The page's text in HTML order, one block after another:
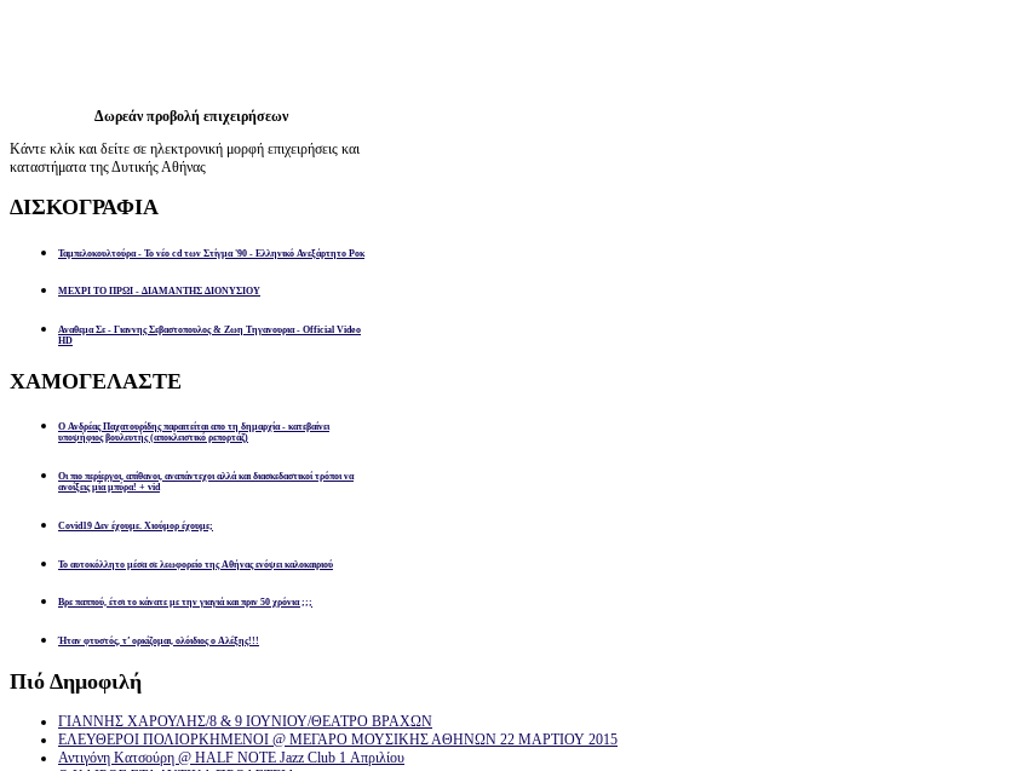
Δωρεάν προβολή επιχειρήσεων
Κάντε κλίκ και δείτε σε ηλεκτρονική μορφή επιχειρήσεις και
καταστήματα της Δυτικής Αθήνας
ΔΙΣΚΟΓΡΑΦΙΑ
Ταμπελοκουλτούρα - Το νέο cd των Στίγμα '90 - Ελληνικό Ανεξάρτητο Ροκ
ΜΕΧΡΙ ΤΟ ΠΡΩΙ - ΔΙΑΜΑΝΤΗΣ ΔΙΟΝΥΣΙΟΥ
Αναθεμα Σε - Γιαννης Σεβαστοπουλος & Ζωη Τηγανουρια - Official Video
HD
ΧΑΜΟΓΕΛΑΣΤΕ
Ο Ανδρέας Παχατουρίδης παραιτείται απο τη δημαρχία - κατεβαίνει
υποψήφιος βουλευτής (αποκλειστικό ρεπορτάζ)
Οι πιο περίεργοι, απίθανοι, αναπάντεχοι αλλά και διασκεδαστικοί τρόποι να
ανοίξεις μία μπύρα! + vid
Covid19 Δεν έχουμε. Χιούμορ έχουμε;
Το αυτοκόλλητο μέσα σε λεωφορείο της Αθήνας ενόψει καλοκαιριού
Βρε παππού, έτσι το κάνατε με την γιαγιά και πριν 50 χρόνια ;;;
Ήταν φτυστός, τ’ ορκίζομαι, ολόιδιος ο Αλέξης!!!
Πιό Δημοφιλή
ΓΙΑΝΝΗΣ ΧΑΡΟΥΛΗΣ/8 & 9 ΙΟΥΝΙΟΥ/ΘΕΑΤΡΟ ΒΡΑΧΩΝ
ΕΛΕΥΘΕΡΟΙ ΠΟΛΙΟΡΚΗΜΕΝΟΙ @ ΜΕΓΑΡΟ ΜΟΥΣΙΚΗΣ ΑΘΗΝΩΝ 22 ΜΑΡΤΙΟΥ 2015
Αντιγόνη Κατσούρη @ HALF NOTE Jazz Club 1 Απριλίου